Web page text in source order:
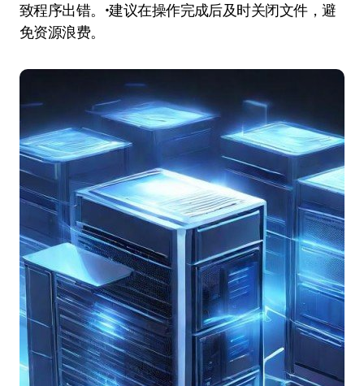
致程序出错。•建议在操作完成后及时关闭文件，避
免资源浪费。